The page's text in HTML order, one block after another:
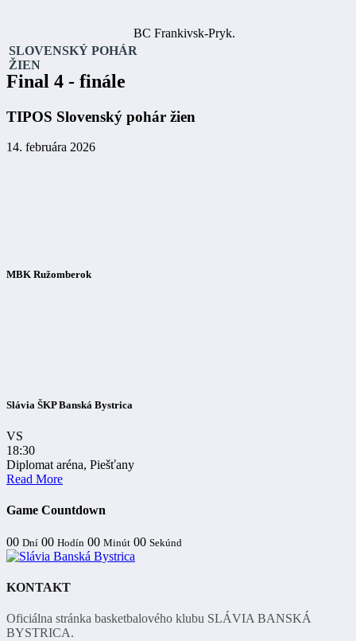
BC Frankivsk-Pryk.
SLOVENSKÝ POHÁR
ŽIEN
Final 4 - finále
TIPOS Slovenský pohár žien
14. februára 2026
MBK Ružomberok
Slávia ŠKP Banská Bystrica
VS
18:30
Diplomat aréna, Piešťany
Read More
Game Countdown
00 Dní 00 Hodín 00 Minút 00 Sekúnd
KONTAKT
Oficiálna stránka basketbalového klubu SLÁVIA BANSKÁ
BYSTRICA.